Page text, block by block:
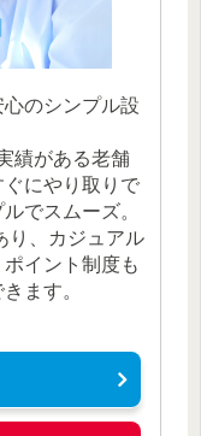
のシンプル設
績がある老舗
にやり取りで
でスムーズ。
り、カジュアル
イント制度も
ます。